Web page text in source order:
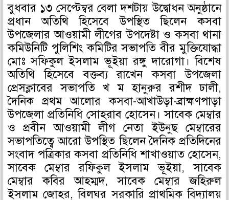
n
বুধবার ১৩ সেপ্টেম্বর বেলা দশটায় উদ্বোধন অনুষ্ঠানে
প্রধান অতিথি হিসেবে উপস্থিত ছিলেন কসবা
উপজেলার আওয়ামী লীগের উপদেষ্টা ও কসবা থানা
কমিউনিটি পুলিশিং কমিটির সভাপতি বীর মুক্তিযোদ্ধা
মোঃ সফিকুল ইসলাম ভূইয়া রঙ্গু দারোগা। বিশেষ
অতিথি হিসেবে বক্তব্য রাখেন কসবা উপজেলা
প্রেসক্লাবের সভাপতি খ ম হানুরুর রশীদ ঢালী,
দৈনিক প্রথম আলোর কসবা-আখাউড়া-ব্রাহ্মণপাড়া
উপজেলা প্রতিনিধি সোহরাব হোসেন। সাবেক মেম্বার
ও প্রবীন আওয়ামী লীগ নেতা ইউনুছ মেম্বারের
সভাপতিত্বে আরো উপস্থিত ছিলেন দৈনিক প্রতিদিনের
সংবাদ পত্রিকার কসবা প্রতিনিধি শাখাওয়াত হোসেন,
সাবেক মেম্বার রফিকুল ইসলাম ভূইয়া, সাবেক
মেম্বার কবির আহম্মদ, সাবেক মেম্বার জহিরুল
ইসলাম জোহর, বিলঘর সরকারি প্রাথমিক বিদ্যালয়